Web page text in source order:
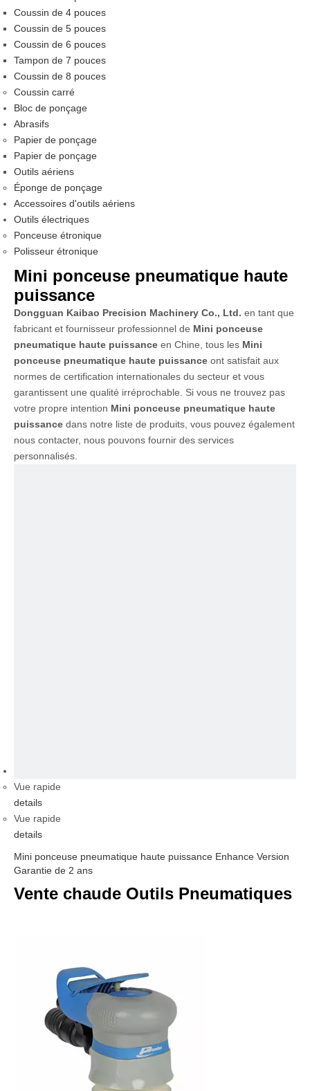
Coussin de 4 pouces
Coussin de 5 pouces
Coussin de 6 pouces
Tampon de 7 pouces
Coussin de 8 pouces
Coussin carré
Bloc de ponçage
Abrasifs
Papier de ponçage
Papier de ponçage
Outils aériens
Éponge de ponçage
Accessoires d'outils aériens
Outils électriques
Ponceuse étronique
Polisseur étronique
Mini ponceuse pneumatique haute
puissance
Dongguan Kaibao Precision Machinery Co., Ltd. en tant que
fabricant et fournisseur professionnel de Mini ponceuse
pneumatique haute puissance en Chine, tous les Mini
ponceuse pneumatique haute puissance ont satisfait aux
normes de certification internationales du secteur et vous
garantissent une qualité irréprochable. Si vous ne trouvez pas
votre propre intention Mini ponceuse pneumatique haute
puissance dans notre liste de produits, vous pouvez également
nous contacter, nous pouvons fournir des services
personnalisés.
Vue rapide
details
Vue rapide
details
Mini ponceuse pneumatique haute puissance Enhance Version
Garantie de 2 ans
Vente chaude Outils Pneumatiques